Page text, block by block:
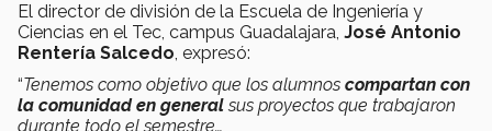
El director de división de la Escuela de Ingeniería y
Ciencias en el Tec, campus Guadalajara, José Antonio
Rentería Salcedo, expresó:
“Tenemos como objetivo que los alumnos compartan con
la comunidad en generalsus proyectos que trabajaron
durante todo el semestre…